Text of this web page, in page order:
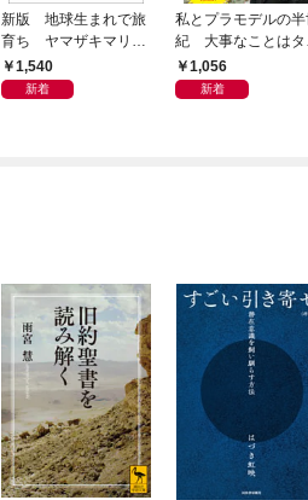
新版 地球生まれで旅
育ち ヤマザキマリ流
人生論
1,540
新着
私とプラモデルの
紀 大事なことはタ
ヤが教えてくれた
1,056
新着